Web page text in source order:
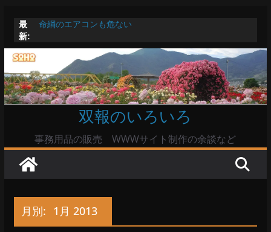
テ
ン
ツ
へ
ッ
最
新:
命綱のエアコンも危ない
た暑い
Windowsユーザーは公共の共有Wi-Fiは使うな?
高市首相とは隙間風が吹く鈴木憲和農水相
陸自部隊の思想信条調査報道受け小泉防衛相「不適切活
動ない」で良いのか
双報のいろいろ
事務用品の販売 WWWサイト制作の余談など
月別: 1月 2013